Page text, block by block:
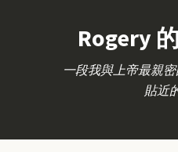
Rogery
一段我與上帝最親
貼近